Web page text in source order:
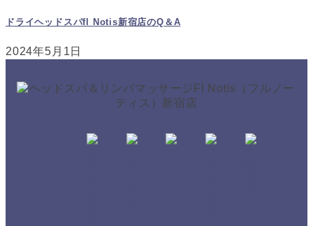
ドライヘッドスパfl Notis新宿店のQ＆A
2024年5月1日